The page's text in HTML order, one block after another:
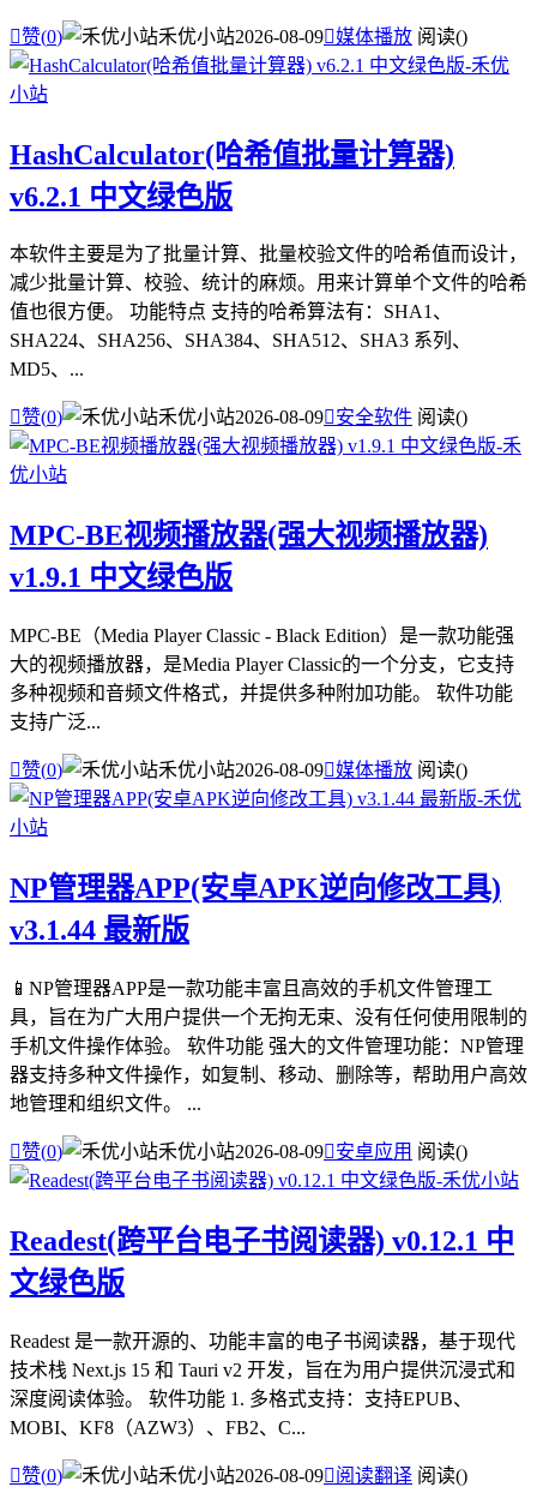
赞(0) 禾优小站2026-08-09媒体播放 阅读()
HashCalculator(哈希值批量计算器)
v6.2.1 中文绿色版
本软件主要是为了批量计算、批量校验文件的哈希值而设计，
减少批量计算、校验、统计的麻烦。用来计算单个文件的哈希
值也很方便。 功能特点 支持的哈希算法有：SHA1、
SHA224、SHA256、SHA384、SHA512、SHA3 系列、
MD5、...
赞(0) 禾优小站2026-08-09安全软件 阅读()
MPC-BE视频播放器(强大视频播放器)
v1.9.1 中文绿色版
MPC-BE（Media Player Classic - Black Edition）是一款功能强
大的视频播放器，是Media Player Classic的一个分支，它支持
多种视频和音频文件格式，并提供多种附加功能。 软件功能
支持广泛...
赞(0) 禾优小站2026-08-09媒体播放 阅读()
NP管理器APP(安卓APK逆向修改工具)
v3.1.44 最新版
📱NP管理器APP是一款功能丰富且高效的手机文件管理工
具，旨在为广大用户提供一个无拘无束、没有任何使用限制的
手机文件操作体验。 软件功能 强大的文件管理功能：NP管理
器支持多种文件操作，如复制、移动、删除等，帮助用户高效
地管理和组织文件。 ...
赞(0) 禾优小站2026-08-09安卓应用 阅读()
Readest(跨平台电子书阅读器) v0.12.1 中
文绿色版
Readest 是一款开源的、功能丰富的电子书阅读器，基于现代
技术栈 Next.js 15 和 Tauri v2 开发，旨在为用户提供沉浸式和
深度阅读体验。 软件功能 1. 多格式支持：支持EPUB、
MOBI、KF8（AZW3）、FB2、C...
赞(0) 禾优小站2026-08-09阅读翻译 阅读()